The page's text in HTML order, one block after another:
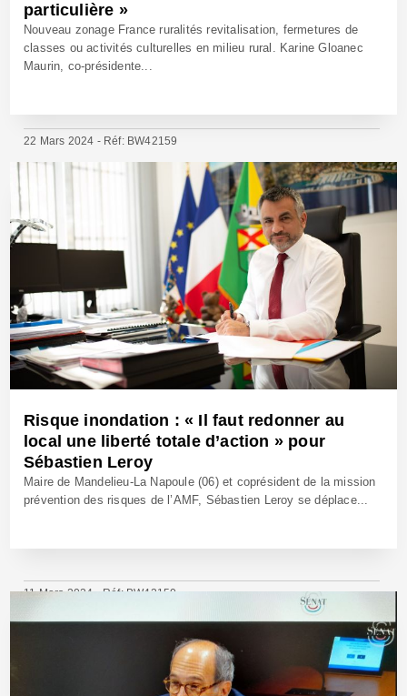
particulière »
Nouveau zonage France ruralités revitalisation, fermetures de
classes ou activités culturelles en milieu rural. Karine Gloanec
Maurin, co-présidente...
22 Mars 2024 - Réf: BW42159
Risque inondation : « Il faut redonner au
local une liberté totale d’action » pour
Sébastien Leroy
Maire de Mandelieu-La Napoule (06) et coprésident de la mission
prévention des risques de l’AMF, Sébastien Leroy se déplace...
11 Mars 2024 - Réf: BW42150